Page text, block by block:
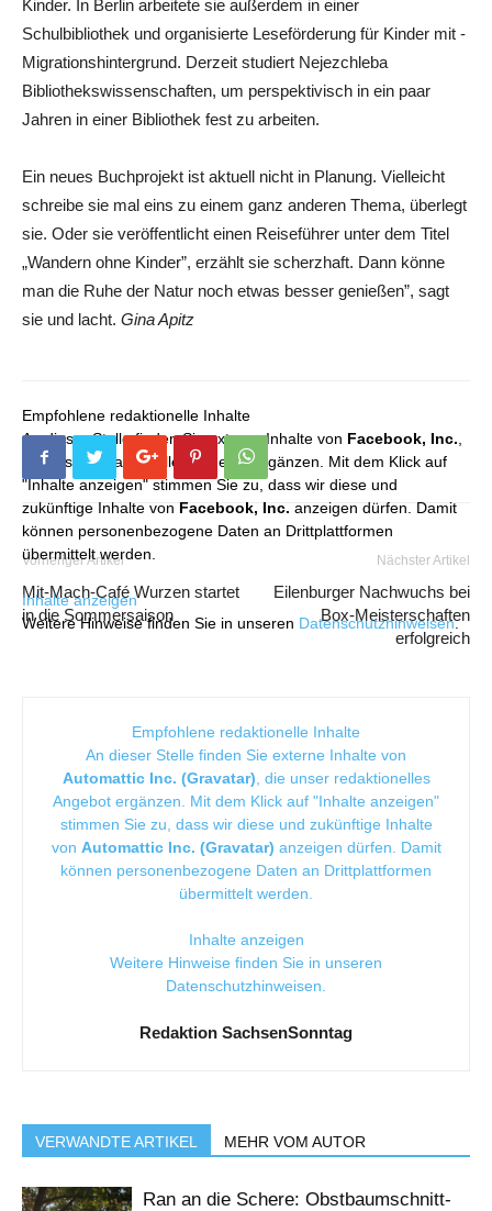
Kinder. In Berlin arbeitete sie außerdem in einer
Schulbibliothek und organisierte ­Leseförderung für Kinder mit ­
Migrationshintergrund. Derzeit studiert Nejezchleba
Bibliothekswissenschaften, um perspektivisch in ein paar
Jahren in einer Bibliothek fest zu arbeiten.
Ein neues Buchprojekt ist aktuell nicht in Planung. Vielleicht
schreibe sie mal eins zu einem ganz anderen Thema, überlegt
sie. Oder sie veröffentlicht einen Reiseführer unter dem Titel
„Wandern ohne Kinder”, erzählt sie scherzhaft. Dann könne
man die Ruhe der Natur noch etwas besser genießen”, sagt
sie und lacht. Gina Apitz
Empfohlene redaktionelle Inhalte
An dieser Stelle finden Sie externe Inhalte von Facebook, Inc.
die unser redaktionelles Angebot ergänzen. Mit dem Klick auf
"Inhalte anzeigen" stimmen Sie zu, dass wir diese und
zukünftige Inhalte von Facebook, Inc. anzeigen dürfen. Damit
können personenbezogene Daten an Drittplattformen
übermittelt werden.
Inhalte anzeigen
Weitere Hinweise finden Sie in unseren Datenschutzhinweisen.
Vorheriger Artikel
Mit-Mach-Café Wurzen startet
in die Sommersaison
Nächster Artikel
Eilenburger Nachwuchs bei
Box-Meisterschaften
erfolgreich
Empfohlene redaktionelle Inhalte
An dieser Stelle finden Sie externe Inhalte von
Automattic Inc. (Gravatar) , die unser redaktionelles
Angebot ergänzen. Mit dem Klick auf "Inhalte anzeigen"
stimmen Sie zu, dass wir diese und zukünftige Inhalte
von Automattic Inc. (Gravatar) anzeigen dürfen. Damit
können personenbezogene Daten an Drittplattformen
übermittelt werden.
Inhalte anzeigen
Weitere Hinweise finden Sie in unseren
Datenschutzhinweisen
Redaktion SachsenSonntag
VERWANDTE ARTIKEL MEHR VOM AUTOR
Ran an die Schere: Obstbaumschnitt-